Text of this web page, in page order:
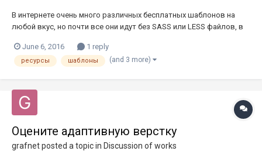
В интернете очень много различных бесплатных шаблонов на
любой вкус, но почти все они идут без SASS или LESS файлов, в
ресурсы, где можно найти шаблоны с исходниками стилей?
June 6, 2016 1 reply
ресурсы шаблоны (and 3 more)
Оцените адаптивную верстку
grafnetposted a topic in Discussion of works